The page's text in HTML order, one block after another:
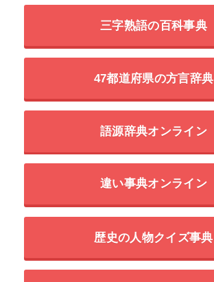
三字熟語の百科事典
47都道府県の方言辞典
語源辞典オンライン
違い事典オンライン
歴史の人物クイズ事典